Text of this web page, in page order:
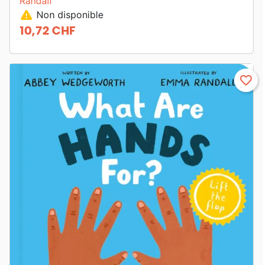
warning Non disponible
Prix
10,72 CHF
favorite_border